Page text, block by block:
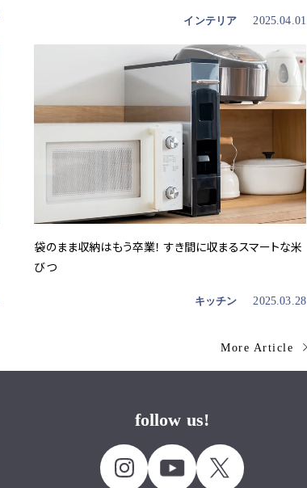
インテリア 2025.04.01
袋のまま収納はもう卒業！ すき間に収まるスマートな米
びつ
キッチン 2025.03.28
More Article
follow us!